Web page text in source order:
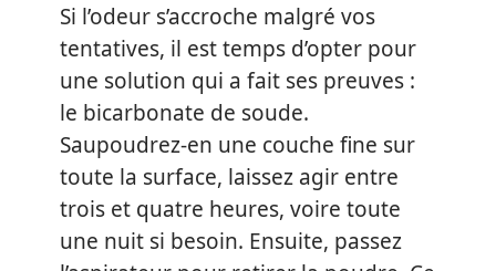
Si l’odeur s’accroche malgré vos
tentatives, il est temps d’opter pour
une solution qui a fait ses preuves :
le bicarbonate de soude.
Saupoudrez-en une couche fine sur
toute la surface, laissez agir entre
trois et quatre heures, voire toute
une nuit si besoin. Ensuite, passez